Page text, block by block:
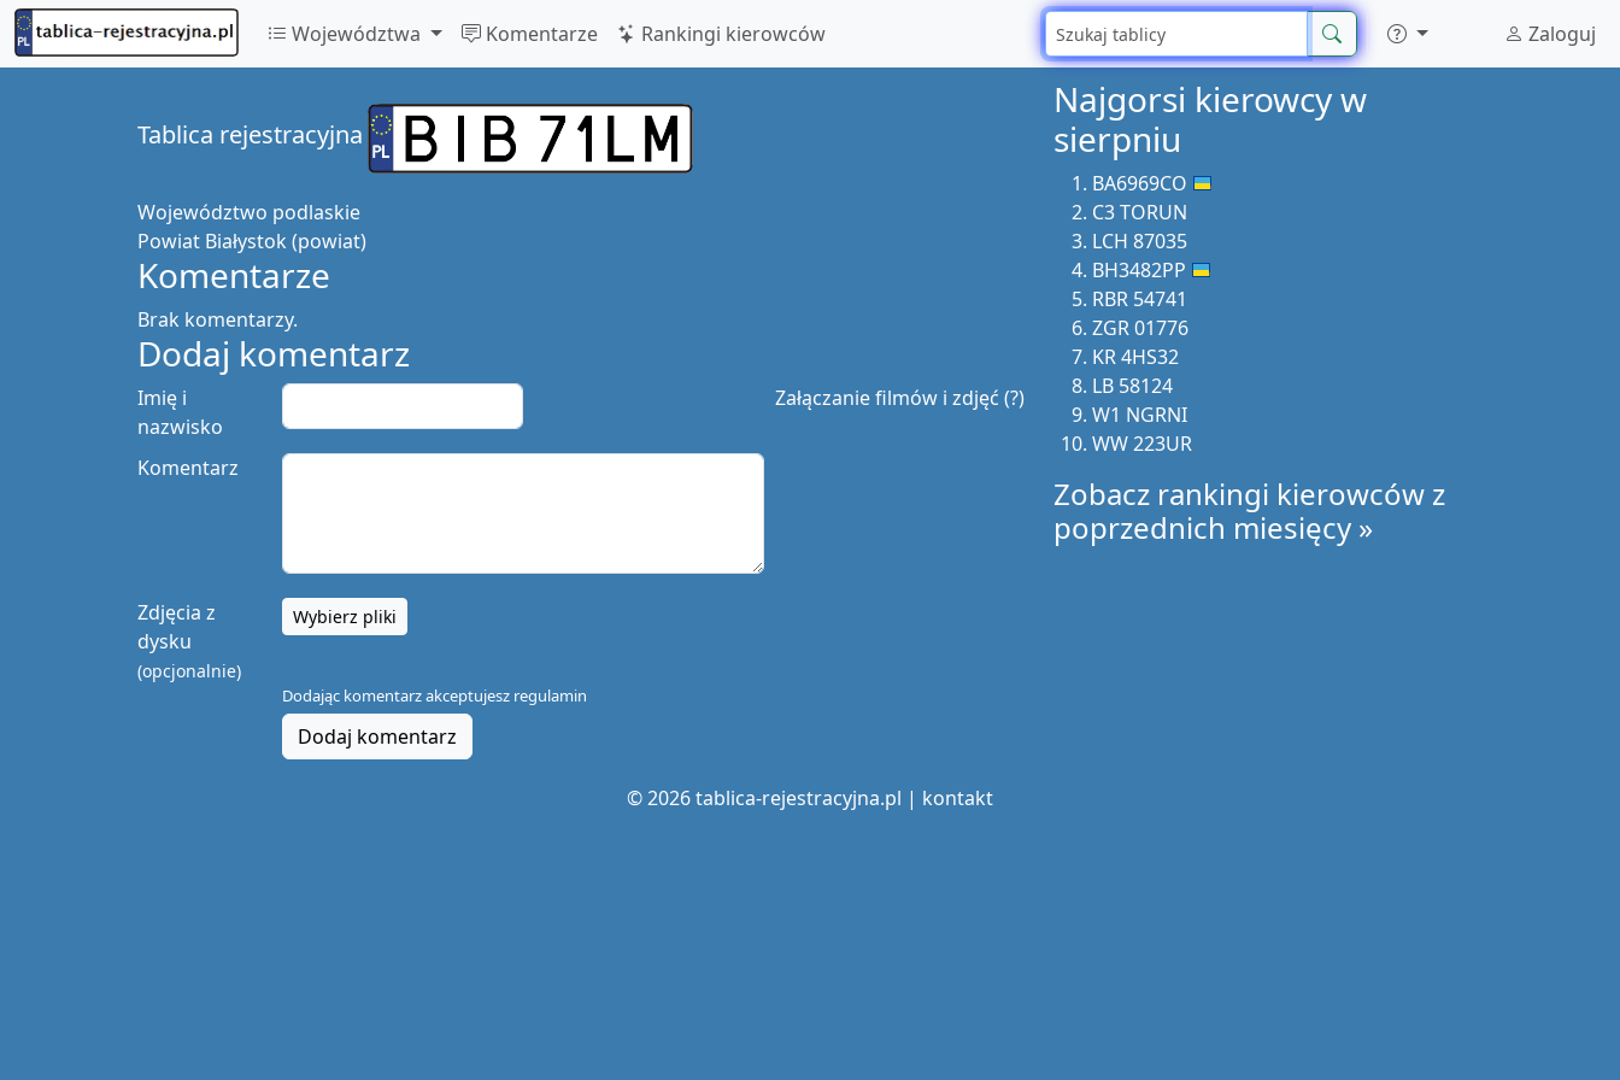
Województwa Komentarze Rankingi kierowców Zaloguj
Tablica rejestracyjna
Województwo podlaskie
Powiat Białystok (powiat)
Komentarze
Brak komentarzy.
Dodaj komentarz
Załączanie filmów i zdjęć (?)
Imię i
nazwisko
Komentarz
Zdjęcia z
dysku
(opcjonalnie)
Wybierz pliki
Dodając komentarz akceptujesz regulamin
Dodaj komentarz
Najgorsi kierowcy w
sierpniu
BA6969CO
C3 TORUN
LCH 87035
BH3482PP
RBR 54741
ZGR 01776
KR 4HS32
LB 58124
W1 NGRNI
WW 223UR
Zobacz rankingi kierowców z
poprzednich miesięcy »
© 2026 tablica-rejestracyjna.pl | kontakt